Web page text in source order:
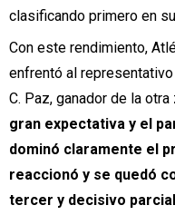
clasificando primero en
Con este rendimiento,
enfrentó al
C. Paz, ganador de la otra
gran expectativa y el
dominó claramente el
reaccionó y se quedó
tercer y decisivo